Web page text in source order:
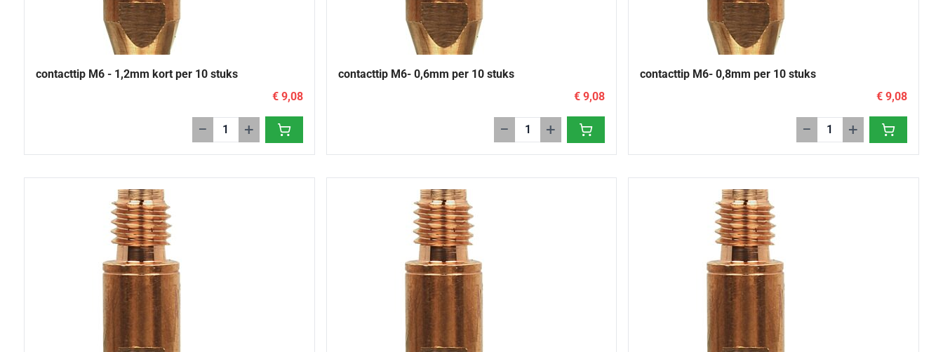
contacttip M6 - 1,2mm kort per 10 stuks
€ 9,08
− +
contacttip M6- 0,6mm per 10 stuks
€ 9,08
− +
contacttip M6- 0,8mm per 10 stuks
€ 9,08
− +